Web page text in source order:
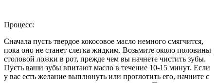
Процесс:
Сначала пусть твердое кокосовое масло немного смягчится,
пока оно не станет слегка жидким. Возьмите около половины
столовой ложки в рот, прежде чем вы начнете чистить зубы.
Пусть ваши зубы впитают масло в течение 10-15 минут. Если
у вас есть желание выплюнуть или проглотить его, начните с